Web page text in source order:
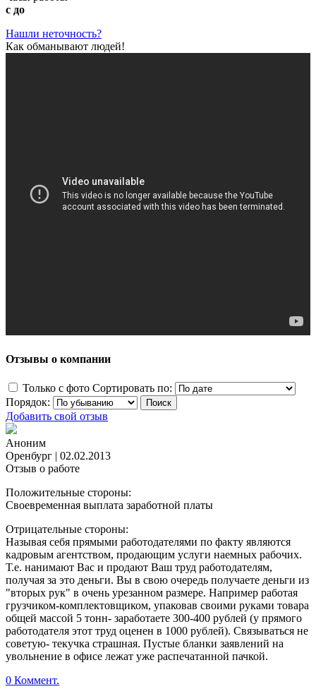
с до
Нашли неточность?
Как обманывают людей!
Отзывы о компании
Только с фото Сортировать по:
Порядок:
Добавить свой отзыв
Аноним
Оренбург | 02.02.2013
Отзыв о работе
Положительные стороны:
Своевременная выплата заработной платы
Отрицательные стороны:
Называя себя прямыми работодателями по факту являются
кадровым агентством, продающим услуги наемных рабочих.
Т.е. нанимают Вас и продают Ваш труд работодателям,
получая за это деньги. Вы в свою очередь получаете деньги из
"вторых рук" в очень урезанном размере. Например работая
грузчиком-комплектовщиком, упаковав своими руками товара
общей массой 5 тонн- заработаете 300-400 рублей (у прямого
работодателя этот труд оценен в 1000 рублей). Связываться не
советую- текучка страшная. Пустые бланки заявлений на
увольнение в офисе лежат уже распечатанной пачкой.
0 Коммент.